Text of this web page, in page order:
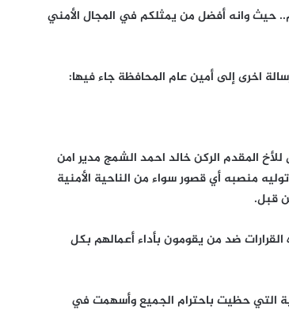
حيث وانه أفضل من يمثلكم في المجال الأمني
اخرى إلى أمين عام المحافظة جاء فيها:
المقدم الركن خالد احمد الشمج مدير امن
منصبه أي قصور سواء من الناحية الأمنية
قبل.
ضد من يقومون بأداء أعمالهم بكل
التي حظيت باحترام الجميع وأسهمت في